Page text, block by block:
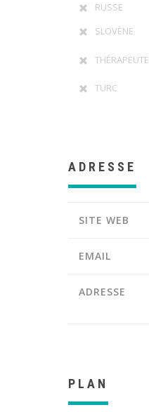
RUSSE
SLOVÈNE
THÉRAPEUTE
TURC
ADRESSE
SITE WEB
EMAIL
ADRESSE
PLAN